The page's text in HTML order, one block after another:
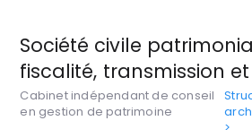
Société civile
fiscalité, transmission
Cabinet indépendant de conseil
en gestion de patrimoine
>